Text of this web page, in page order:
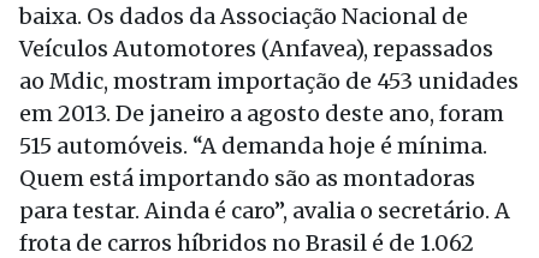
baixa. Os dados da Associação Nacional de
Veículos Automotores (Anfavea), repassados
ao Mdic, mostram importação de 453 unidades
em 2013. De janeiro a agosto deste ano, foram
515 automóveis. “A demanda hoje é mínima.
Quem está importando são as montadoras
para testar. Ainda é caro”, avalia o secretário. A
frota de carros híbridos no Brasil é de 1.062